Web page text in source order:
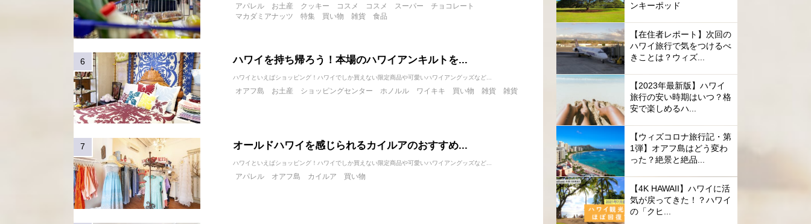
アパレル お土産 クッキー コスメ コスメ スーパー
チョコレート
マカダミアナッツ
特集 買い物 雑貨 食品
ハワイを持ち帰ろう！本場のハワイアンキルトを...
ハワイといえばショッピング！ハワイでしか買えない限定商品や可愛いハワイアングッズなど...
オアフ島 お土産 ショッピングセンター ホノルル ワイキキ 買い物 雑貨 雑貨
オールドハワイを感じられるカイルアのおすすめ...
ハワイといえばショッピング！ハワイでしか買えない限定商品や可愛いハワイアングッズなど...
アパレル オアフ島 カイルア 買い物
ンキーポッド
【在住者レポート】次回の
ハワイ旅行で気をつけるべ
きことは？ウィズ...
【2023年最新版】ハワイ
旅行の安い時期はいつ？格
安で楽しめるハ...
【ウィズコロナ旅行記・第
1弾】オアフ島はどう変わ
った？絶景と絶品...
【4K HAWAII】ハワイに活
気が戻ってきた！？ハワイ
の「クヒ...